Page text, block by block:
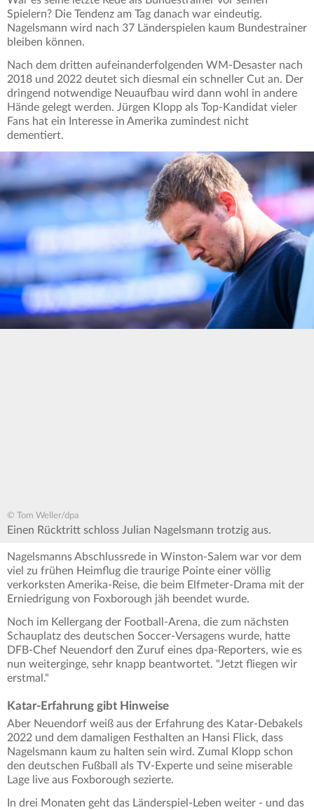
Spielern? Die Tendenz am Tag danach war eindeutig.
Nagelsmann wird nach 37 Länderspielen kaum Bundestrainer
bleiben können.
Nach dem dritten aufeinanderfolgenden WM-Desaster nach
2018 und 2022 deutet sich diesmal ein schneller Cut an. Der
dringend notwendige Neuaufbau wird dann wohl in andere
Hände gelegt werden. Jürgen Klopp als Top-Kandidat vieler
Fans hat ein Interesse in Amerika zumindest nicht
dementiert.
© Tom Weller/dpa
Einen Rücktritt schloss Julian Nagelsmann trotzig aus.
Nagelsmanns Abschlussrede in Winston-Salem war vor dem
viel zu frühen Heimflug die traurige Pointe einer völlig
verkorksten Amerika-Reise, die beim Elfmeter-Drama mit der
Erniedrigung von Foxborough jäh beendet wurde.
Noch im Kellergang der Football-Arena, die zum nächsten
Schauplatz des deutschen Soccer-Versagens wurde, hatte
DFB-Chef Neuendorf den Zuruf eines dpa-Reporters, wie es
nun weiterginge, sehr knapp beantwortet. "Jetzt fliegen wir
erstmal."
Katar-Erfahrung gibt Hinweise
Aber Neuendorf weiß aus der Erfahrung des Katar-Debakels
2022 und dem damaligen Festhalten an Hansi Flick, dass
Nagelsmann kaum zu halten sein wird. Zumal Klopp schon
den deutschen Fußball als TV-Experte und seine miserable
Lage live aus Foxborough sezierte.
In drei Monaten geht das Länderspiel-Leben weiter - und das